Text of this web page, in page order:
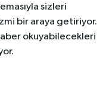
sizleri
bir araya getiriyor.
okuyabilecekleri